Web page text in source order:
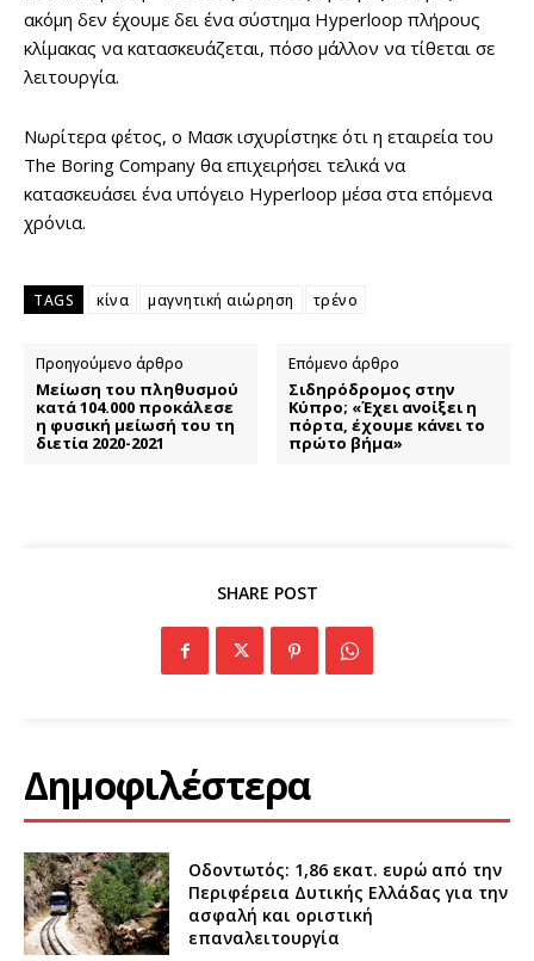
ακόμη δεν έχουμε δει ένα σύστημα Hyperloop πλήρους
κλίμακας να κατασκευάζεται, πόσο μάλλον να τίθεται σε
λειτουργία.
Νωρίτερα φέτος, ο Μασκ ισχυρίστηκε ότι η εταιρεία του
The Boring Company θα επιχειρήσει τελικά να
κατασκευάσει ένα υπόγειο Hyperloop μέσα στα επόμενα
χρόνια.
TAGS κίνα μαγνητική αιώρηση τρένο
Προηγούμενο άρθρο
Μείωση του πληθυσμού
κατά 104.000 προκάλεσε
η φυσική μείωσή του τη
διετία 2020-2021
Επόμενο άρθρο
Σιδηρόδρομος στην
Κύπρο; «Έχει ανοίξει η
πόρτα, έχουμε κάνει το
πρώτο βήμα»
SHARE POST
Δημοφιλέστερα
Οδοντωτός: 1,86 εκατ. ευρώ από την
Περιφέρεια Δυτικής Ελλάδας για την
ασφαλή και οριστική
επαναλειτουργία